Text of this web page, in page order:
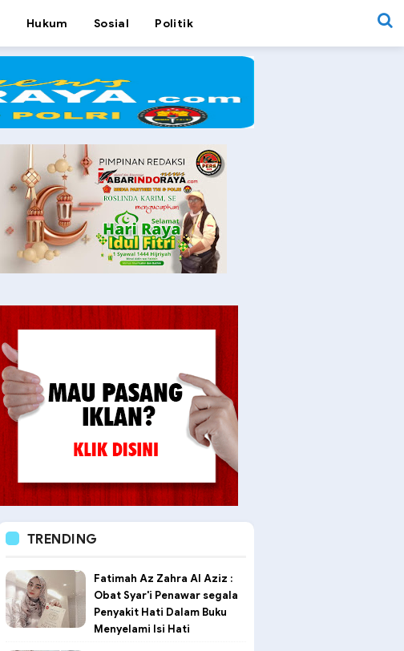
Hukum Sosial Politik
TRENDING
Fatimah Az Zahra Al Aziz :
Obat Syar'i Penawar segala
Penyakit Hati Dalam Buku
Menyelami Isi Hati